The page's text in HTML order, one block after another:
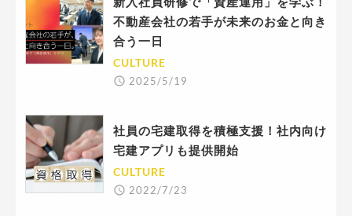
不動産会社の若手が未来のお金と向き
合う一日
CULTURE
2025/5/19
社員の宅建取得を積極支援！社内向け
宅建アプリも提供開始
CULTURE
2022/7/23